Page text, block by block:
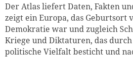
Der Atlas liefert Daten, Fakten
zeigt ein Europa, das Geburtsort
Demokratie war und zugleich
Kriege und Diktaturen, das
politische Vielfalt besticht und